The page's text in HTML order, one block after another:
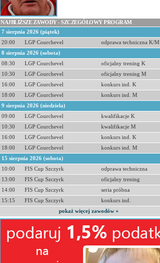
NAJBLIŻSZE ZAWODY - SZCZEGÓŁOWY PROGRAM
7 sierpnia 2026 (piątek)
20:00
LGP Courchevel
odprawa techniczna K/M
8 sierpnia 2026 (sobota)
08:30
LGP Courchevel
oficjalny trening K
10:30
LGP Courchevel
oficjalny trening M
16:00
LGP Courchevel
konkurs ind. K
18:00
LGP Courchevel
konkurs ind. M
9 sierpnia 2026 (niedziela)
09:00
LGP Courchevel
kwalifikacje K
10:30
LGP Courchevel
kwalifikacje M
16:00
LGP Courchevel
konkurs ind. K
18:00
LGP Courchevel
konkurs ind. M
15 sierpnia 2026 (sobota)
10:00
FIS Cup Szczyrk
odprawa techniczna
13:00
FIS Cup Szczyrk
oficjalny trening
14:00
FIS Cup Szczyrk
seria próbna
15:15
FIS Cup Szczyrk
konkurs ind.
pokaż więcej zawodów »